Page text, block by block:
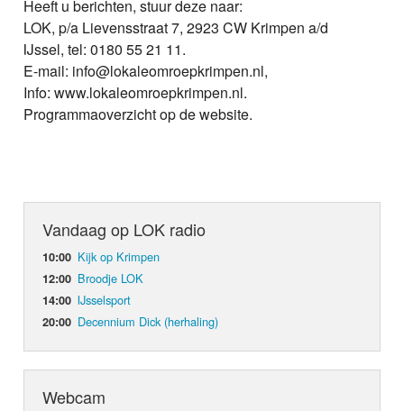
Heeft u berichten, stuur deze naar:
LOK, p/a Lievensstraat 7, 2923 CW Krimpen a/d
IJssel, tel: 0180 55 21 11.
E-mail: info@lokaleomroepkrimpen.nl,
Info: www.lokaleomroepkrimpen.nl.
Programmaoverzicht op de website.
Vandaag op LOK radio
10:00 Kijk op Krimpen
12:00 Broodje LOK
14:00 IJsselsport
20:00 Decennium Dick (herhaling)
Webcam